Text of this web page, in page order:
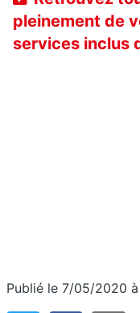
pleinement de
services inclus
Publié le 7/05/2020